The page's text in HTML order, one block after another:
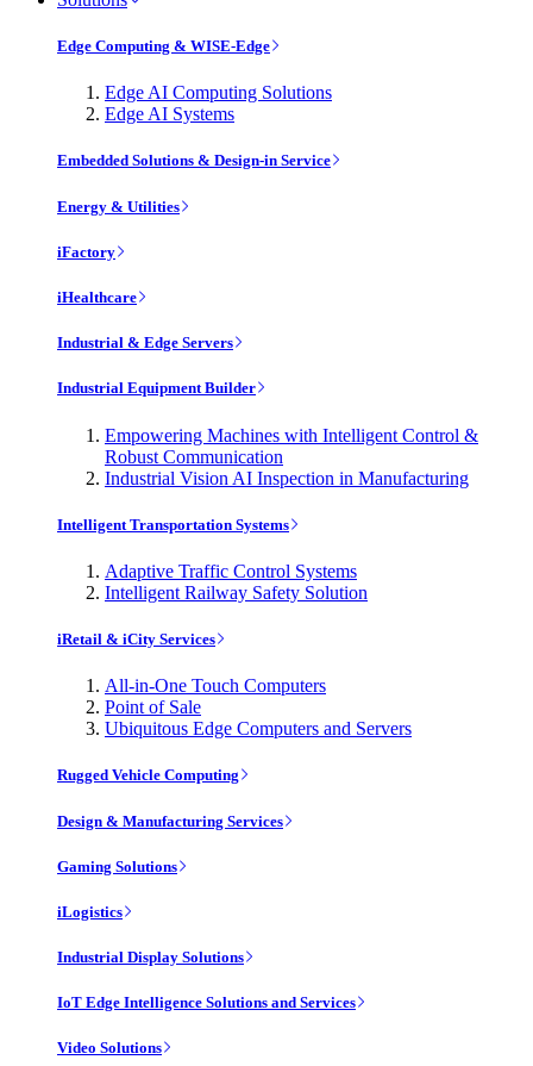
Edge Computing & WISE-Edge
Edge AI Computing Solutions
Edge AI Systems
Embedded Solutions & Design-in Service
Energy & Utilities
iFactory
iHealthcare
Industrial & Edge Servers
Industrial Equipment Builder
Empowering Machines with Intelligent Control &
Robust Communication
Industrial Vision AI Inspection in Manufacturing
Intelligent Transportation Systems
Adaptive Traffic Control Systems
Intelligent Railway Safety Solution
iRetail & iCity Services
All-in-One Touch Computers
Point of Sale
Ubiquitous Edge Computers and Servers
Rugged Vehicle Computing
Design & Manufacturing Services
Gaming Solutions
iLogistics
Industrial Display Solutions
IoT Edge Intelligence Solutions and Services
Video Solutions